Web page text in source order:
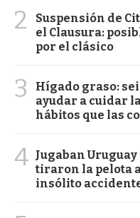
2
Suspensión de
el Clausura:
por el clásico
3
Hígado graso:
ayudar a cuidar
hábitos que las
4 Jugaban
tiraron la pelota
insólito